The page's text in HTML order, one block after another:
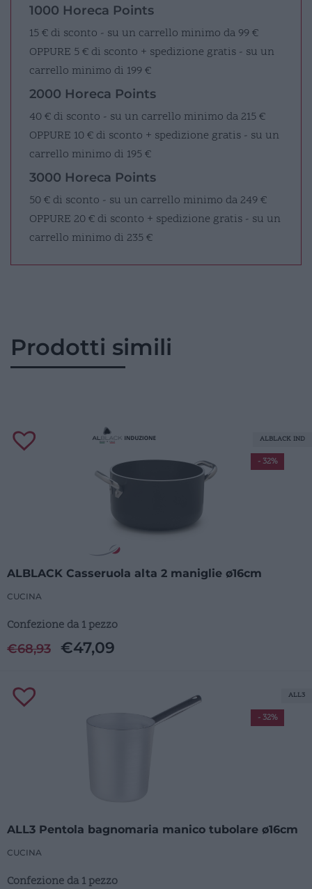
1000 Horeca Points
15 € di sconto - su un carrello minimo da 99 €
OPPURE 5 € di sconto + spedizione gratis - su un
carrello minimo di 199 €
2000 Horeca Points
40 € di sconto - su un carrello minimo da 215 €
OPPURE 10 € di sconto + spedizione gratis - su un
carrello minimo di 195 €
3000 Horeca Points
50 € di sconto - su un carrello minimo da 249 €
OPPURE 20 € di sconto + spedizione gratis - su un
carrello minimo di 235 €
Prodotti simili
ALBLACK Casseruola alta 2 maniglie ø16cm
CUCINA
Confezione da 1 pezzo
€68,93 €47,09
- 32%
ALBLACK IND
ALL3 Pentola bagnomaria manico tubolare ø16cm
CUCINA
Confezione da 1 pezzo
- 32%
ALL3